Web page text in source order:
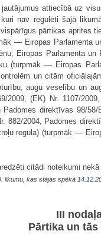
attiecībā uz
nav regulēti šajā
pārtikas aprites
— Eiropas Parlamenta
Eiropas Parlamenta
(turpmāk — Eiropas
un citām
augu veselību un
2009, (EK) Nr. 1107/
direktīvas 98/
882/2004, Padomes
regula) (turpmāk —
citādi noteikumi
. likumu, kas stājas spēkā
III
Pārtika un tās